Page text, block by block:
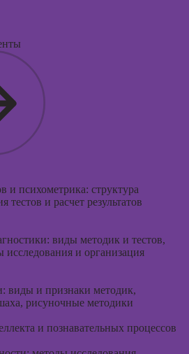
и психометрика: структура
тестов и расчет результатов
виды методик и тестов,
исследования и организация
виды и признаки методик,
рисуночные методики
и познавательных процессов